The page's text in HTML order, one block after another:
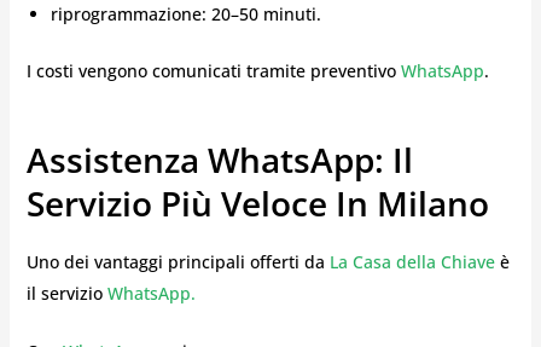
riprogrammazione: 20–50 minuti.
I costi vengono comunicati tramite preventivo WhatsApp.
Assistenza WhatsApp: Il
Servizio Più Veloce In Milano
Uno dei vantaggi principali offerti da La Casa della Chiave è
il servizio WhatsApp.